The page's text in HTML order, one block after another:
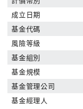
成立日期
基金代碼
風險等級
基金組別
基金規模
基金管理公司
基金經理人